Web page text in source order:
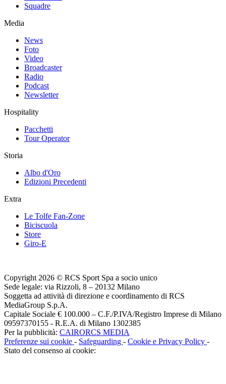
Squadre
Media
News
Foto
Video
Broadcaster
Radio
Podcast
Newsletter
Hospitality
Pacchetti
Tour Operator
Storia
Albo d'Oro
Edizioni Precedenti
Extra
Le Tolfe Fan-Zone
Biciscuola
Store
Giro-E
Copyright 2026 © RCS Sport Spa a socio unico
Sede legale: via Rizzoli, 8 – 20132 Milano
Soggetta ad attività di direzione e coordinamento di RCS
MediaGroup S.p.A.
Capitale Sociale € 100.000 – C.F./P.IVA/Registro Imprese di Milano
09597370155 - R.E.A. di Milano 1302385
Per la pubblicità: CAIRORCS MEDIA
Preferenze sui cookie - Safeguarding - Cookie e Privacy Policy -
Stato del consenso ai cookie: